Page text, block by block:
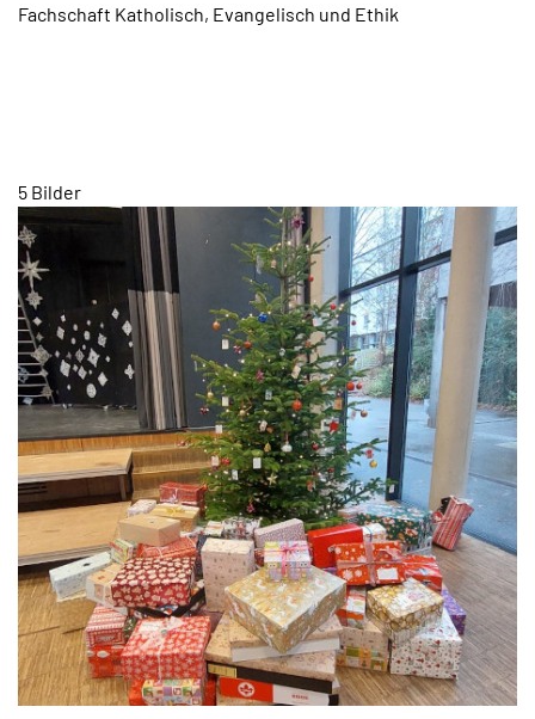
Fachschaft Katholisch, Evangelisch und Ethik
5 Bilder